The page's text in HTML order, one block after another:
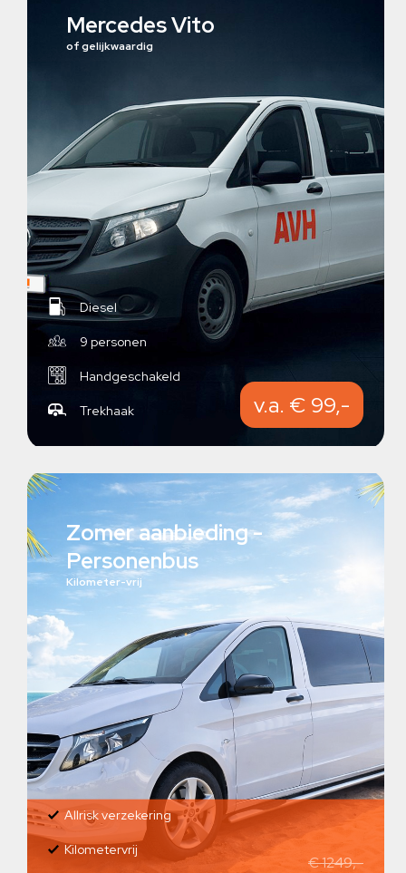
Mercedes Vito
of gelijkwaardig
Diesel
9 personen
Handgeschakeld
Trekhaak v.a. € 99,-
Zomer aanbieding -
Personenbus
Kilometer-vrij
Allrisk verzekering
Kilometervrij
€ 1249,-